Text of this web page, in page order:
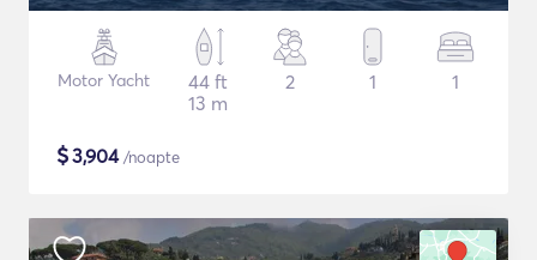
Motor Yacht
44 ft
13 m
2 1 1
$3,904/noapte